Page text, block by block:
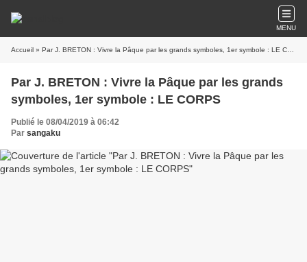
MENU
Accueil » Par J. BRETON : Vivre la Pâque par les grands symboles, 1er symbole : LE CORPS
Par J. BRETON : Vivre la Pâque par les grands
symboles, 1er symbole : LE CORPS
Publié le 08/04/2019 à 06:42
Par sangaku